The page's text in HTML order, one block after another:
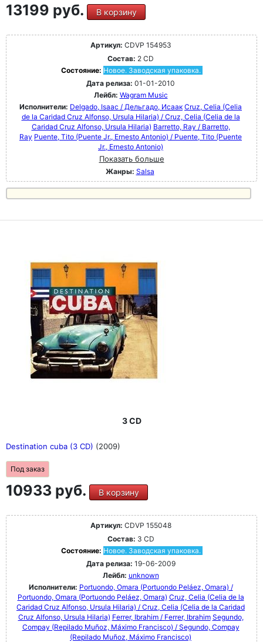
13199 руб. В корзину
Артикул: CDVP 154953
Состав: 2 CD
Состояние: Новое. Заводская упаковка.
Дата релиза: 01-01-2010
Лейбл: Wagram Music
Исполнители: Delgado, Isaac / Дельгадо, Исаак Cruz, Celia (Celia
de la Caridad Cruz Alfonso, Ursula Hilaria) / Cruz, Celia (Celia de la
Caridad Cruz Alfonso, Ursula Hilaria) Barretto, Ray / Barretto,
Ray Puente, Tito (Puente Jr., Ernesto Antonio) / Puente, Tito (Puente
Jr., Ernesto Antonio)
Показать больше
Жанры: Salsa
3 CD
Destination cuba (3 CD) (2009)
Под заказ
10933 руб. В корзину
Артикул: CDVP 155048
Состав: 3 CD
Состояние: Новое. Заводская упаковка.
Дата релиза: 19-06-2009
Лейбл: unknown
Исполнители: Portuondo, Omara (Portuondo Peláez, Omara) /
Portuondo, Omara (Portuondo Peláez, Omara) Cruz, Celia (Celia de la
Caridad Cruz Alfonso, Ursula Hilaria) / Cruz, Celia (Celia de la Caridad
Cruz Alfonso, Ursula Hilaria) Ferrer, Ibrahim / Ferrer, Ibrahim Segundo,
Compay (Repilado Muñoz, Máximo Francisco) / Segundo, Compay
(Repilado Muñoz, Máximo Francisco)